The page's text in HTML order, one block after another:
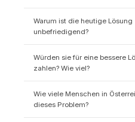
Warum ist die heutige Lösung
unbefriedigend?
Würden sie für eine bessere
zahlen? Wie viel?
Wie viele Menschen in
dieses Problem?